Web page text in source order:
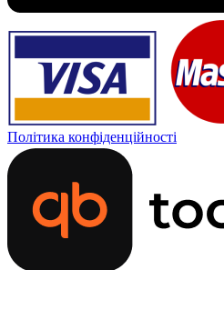
Політика конфіденційності